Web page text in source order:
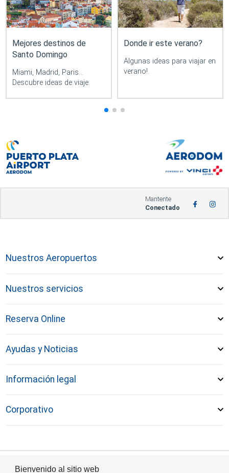
Mejores destinos de
Santo Domingo
Miami, Madrid, Paris...
Descubre ideas de viaje.
Donde ir este verano?
Algunas ideas para viajar en
verano!.
Mantente
Conectado
Nuestros Aeropuertos
Nuestros servicios
Reserva Online
Ayudas y Noticias
Información legal
Corporativo
Bienvenido al sitio web